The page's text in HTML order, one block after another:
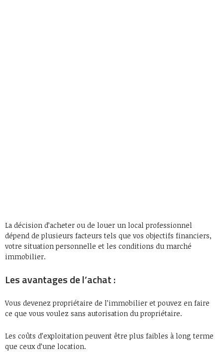
La décision d’acheter ou de louer un local professionnel
dépend de plusieurs facteurs tels que vos objectifs financiers,
votre situation personnelle et les conditions du marché
immobilier.
Les avantages de l’achat :
Vous devenez propriétaire de l’immobilier et pouvez en faire
ce que vous voulez sans autorisation du propriétaire.
Les coûts d’exploitation peuvent être plus faibles à long terme
que ceux d’une location.